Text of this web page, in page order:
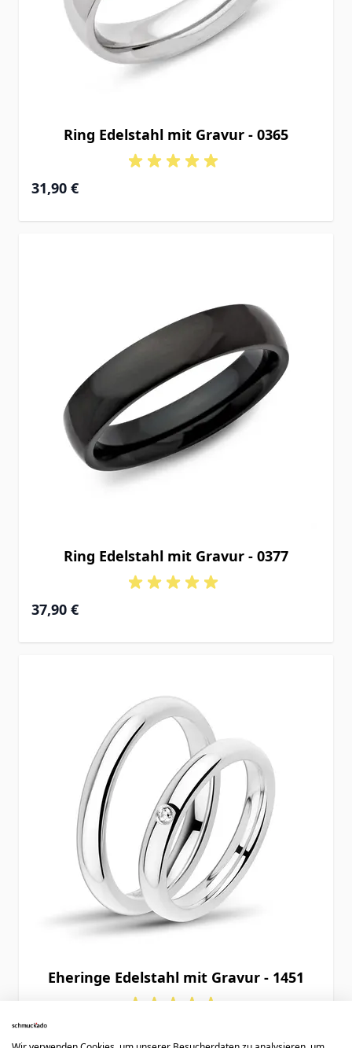
Ring Edelstahl mit Gravur - 0365
31,90 €
Ring Edelstahl mit Gravur - 0377
37,90 €
Eheringe Edelstahl mit Gravur - 1451
69,90 €